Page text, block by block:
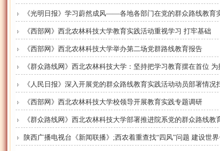
《光明日报》学习蔚然成风——各地各部门在党的群众路线教育
《西部网》西北农林科技大学教育实践活动重视学习 打牢基础
《西部网》西北农林科技大学举办第二场党群路线教育报告
《群众路线网》西北农林科技大学：坚持把学习教育摆在首位
《人民日报》深入开展党的群众路线教育实践活动动员部署情况
《西部网》西北农林科技大学校领导开展教育实践专题调研
《群众路线网》西北农林科技大学部署推进院系党的群众路线教
陕西广播电视台《新闻联播》;西农着重查找“四风”问题 建设世